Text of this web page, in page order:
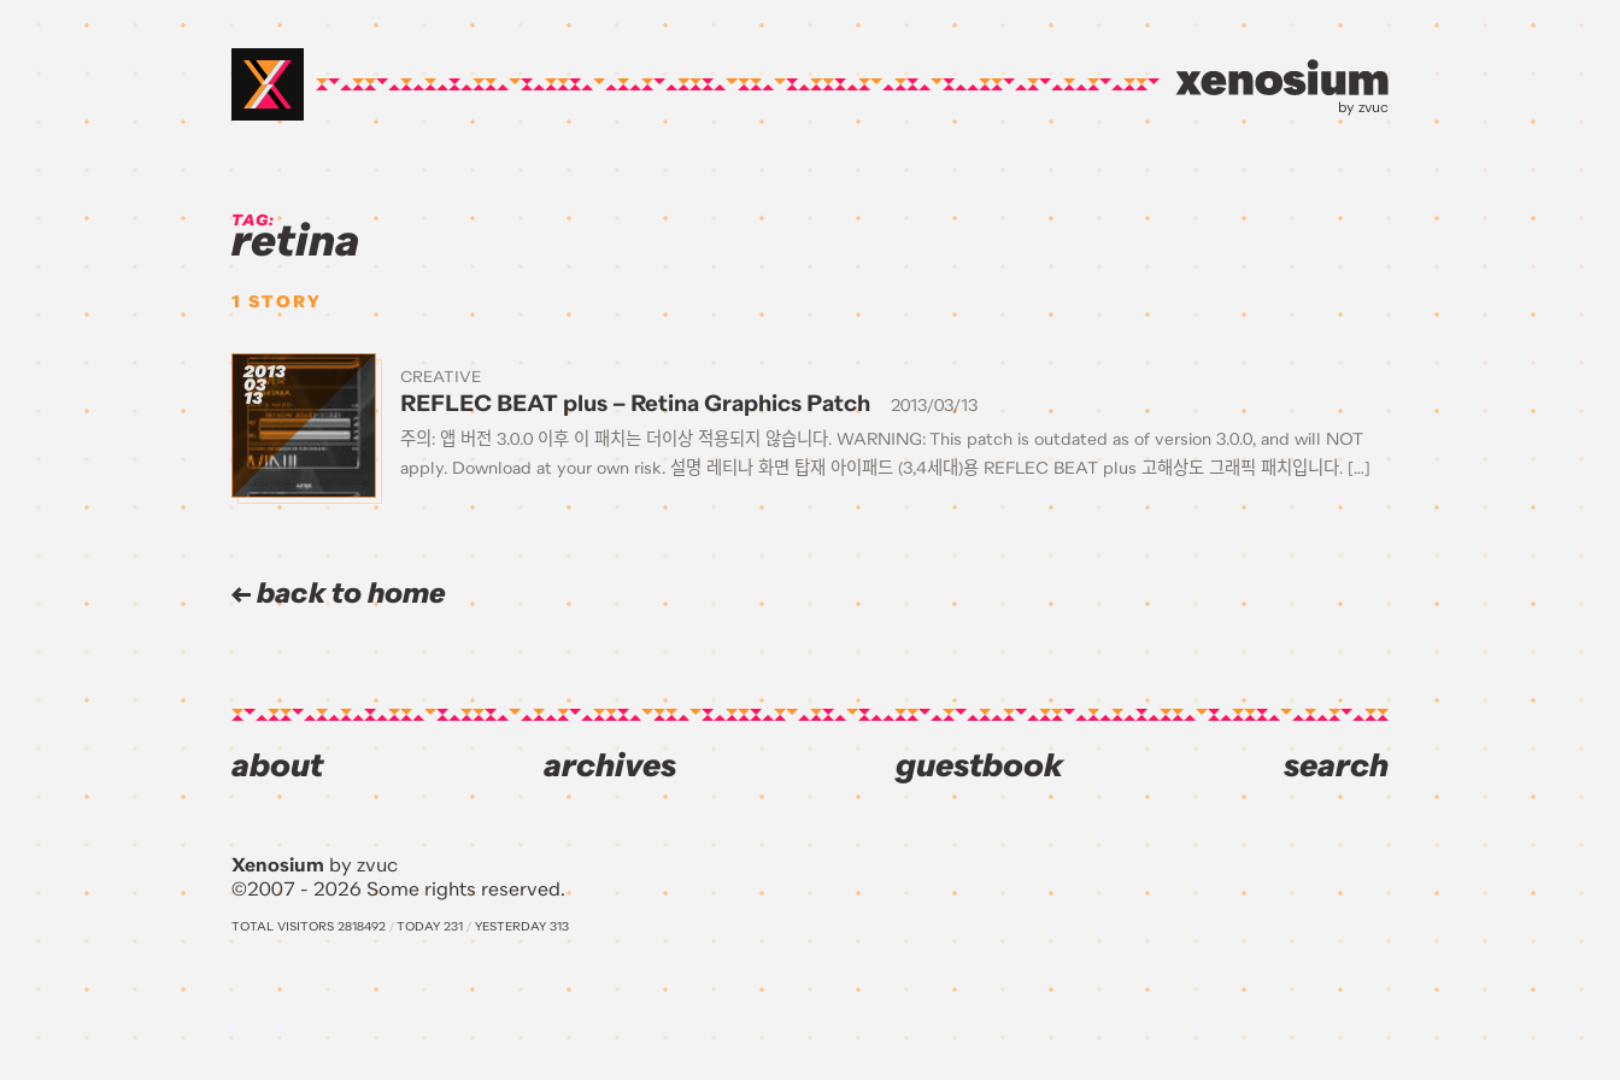
by zvuc
TAG:
retina
1 STORY
2013
03
13
CREATIVE
REFLEC BEAT plus – Retina Graphics Patch
2013/03/13
주의: 앱 버전 3.0.0 이후 이 패치는 더이상 적용되지 않습니다. WARNING: This patch is outdated as of version 3.0.0, and will NOT
apply. Download at your own risk. 설명 레티나 화면 탑재 아이패드 (3,4세대)용 REFLEC BEAT plus 고해상도 그래픽 패치입니다. […]
back to home
about archives guestbook search
Xenosium by zvuc
©2007 - 2026 Some rights reserved.
TOTAL VISITORS 2818492 /TODAY 231 / YESTERDAY 313